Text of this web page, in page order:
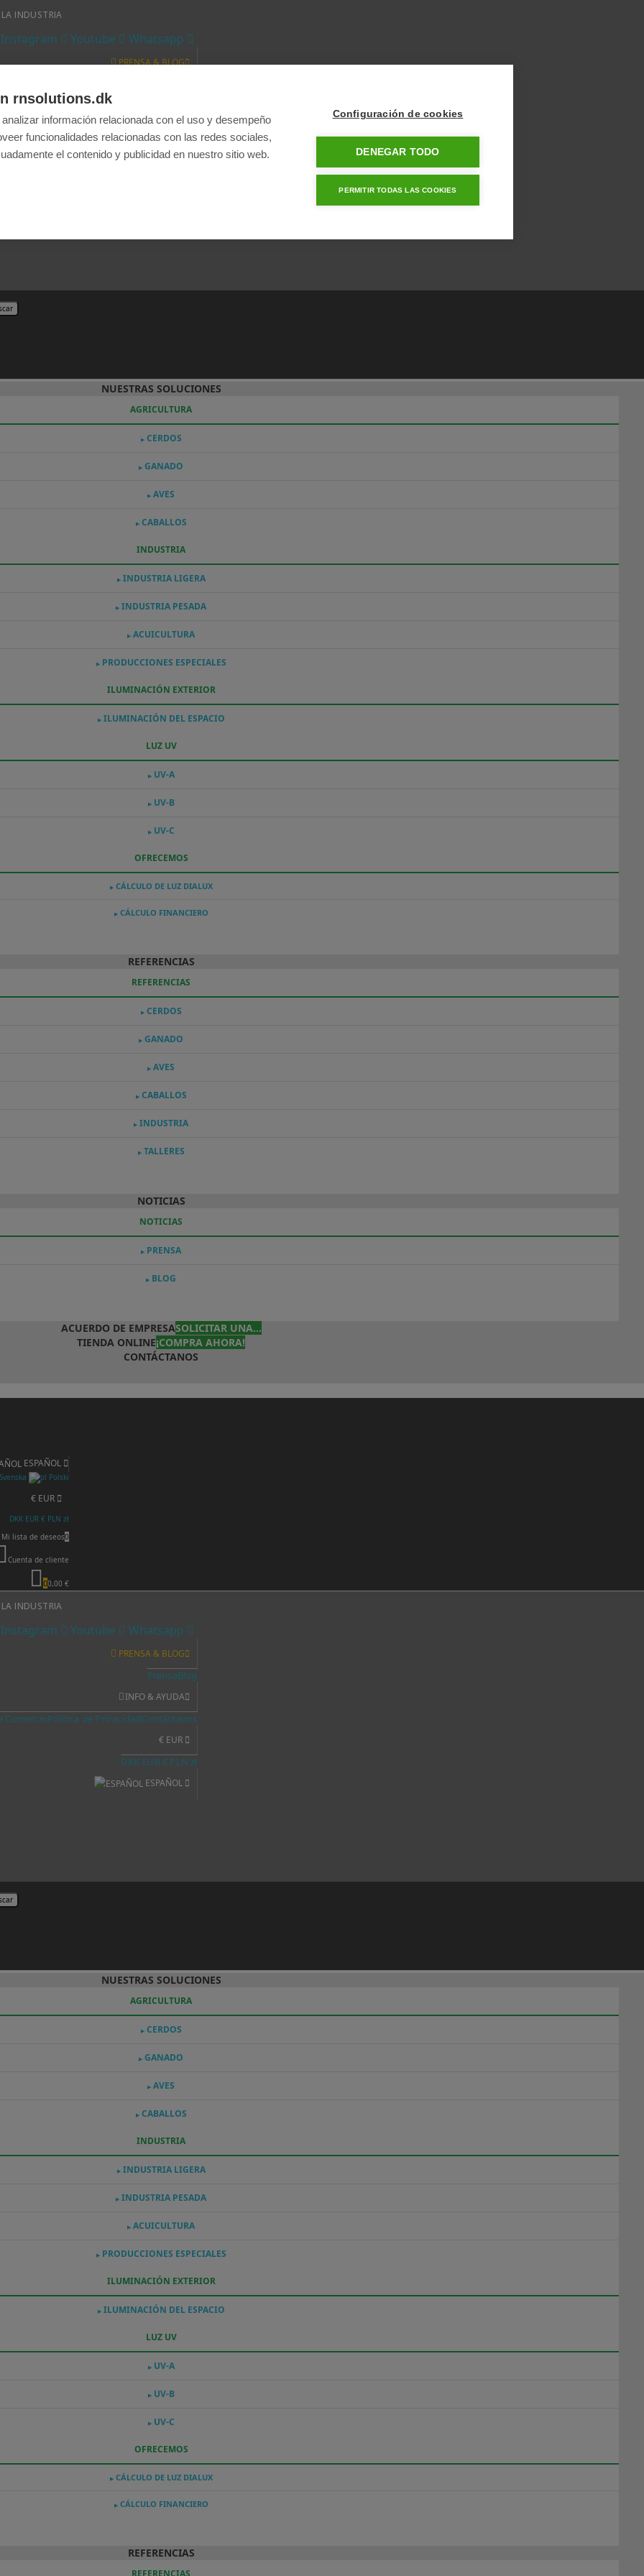
INDUSTRIA
Instagram Youtube Whatsapp
PRENSA & BLOG
ComercioPolítica de PrivacidadContáctanos
€ EUR
NUESTRAS SOLUCIONES
AGRICULTURA
▶ CERDOS
▶ GANADO
▶ AVES
▶ CABALLOS
INDUSTRIA
▶ INDUSTRIA LIGERA
▶ INDUSTRIA PESADA
▶ ACUICULTURA
▶ PRODUCCIONES ESPECIALES
ILUMINACIÓN EXTERIOR
▶ ILUMINACIÓN DEL ESPACIO
LUZ UV
▶ UV-A
▶ UV-B
▶ UV-C
OFRECEMOS
▶ CÁLCULO DE LUZ DIALUX
▶ CÁLCULO FINANCIERO
REFERENCIAS
REFERENCIAS
▶ CERDOS
▶ GANADO
▶ AVES
▶ CABALLOS
▶ INDUSTRIA
▶ TALLERES
NOTICIAS
NOTICIAS
▶ PRENSA
▶ BLOG
ACUERDO DE EMPRESASOLICITAR UNA...
TIENDA ONLINE¡COMPRA AHORA!
CONTÁCTANOS
ESPAÑOL
Polski
€ EUR
DKK EUR € PLN zł
Mi lista de deseos0
Cuenta de cliente
00,00 €
INDUSTRIA
Instagram Youtube Whatsapp
PRENSA & BLOG
PrensaBlog
INFO & AYUDA
ComercioPolítica de PrivacidadContáctanos
€ EUR
DKK EUR € PLN zł
ESPAÑOL
NUESTRAS SOLUCIONES
AGRICULTURA
▶ CERDOS
▶ GANADO
▶ AVES
▶ CABALLOS
INDUSTRIA
▶ INDUSTRIA LIGERA
▶ INDUSTRIA PESADA
▶ ACUICULTURA
▶ PRODUCCIONES ESPECIALES
ILUMINACIÓN EXTERIOR
▶ ILUMINACIÓN DEL ESPACIO
LUZ UV
▶ UV-A
▶ UV-B
▶ UV-C
OFRECEMOS
▶ CÁLCULO DE LUZ DIALUX
▶ CÁLCULO FINANCIERO
REFERENCIAS
rnsolutions.dk
información relacionada con el uso y desempeño
funcionalidades relacionadas con las redes sociales,
el contenido y publicidad en nuestro sitio web.
Configuración de cookies
DENEGAR TODO
PERMITIR TODAS LAS COOKIES